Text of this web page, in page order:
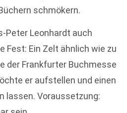
schmökern.
Peter Leonhardt auch
Fest: Ein Zelt ähnlich wie zu
der Frankfurter Buchmesse
er aufstellen und einen
lassen. Voraussetzung: